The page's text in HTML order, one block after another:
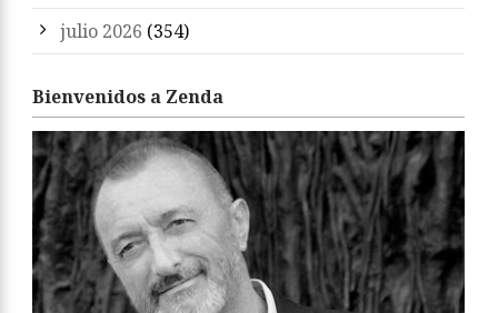
julio 2026 (354)
Bienvenidos a Zenda